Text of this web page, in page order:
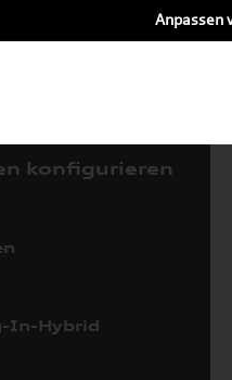
konfigurieren
In-Hybrid
Anpassen